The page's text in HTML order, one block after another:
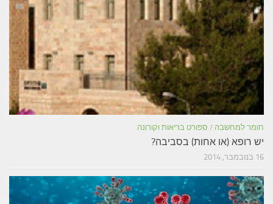
חומר למחשבה / ספורט בריאות וקורונה
יש רופא (או אחות) בסביבה?
16 בנובמבר, 2014